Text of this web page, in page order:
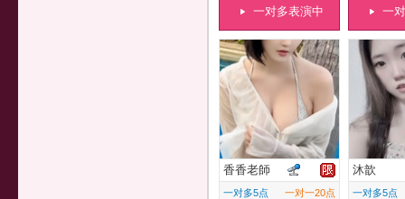
一对多表演中 一
香香老師
一对多5点 一对一20点
沐歆
一对多5点